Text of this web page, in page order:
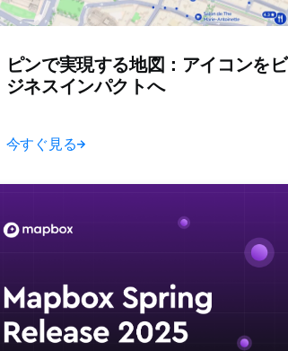
ピンで実現する地図：アイコンをビ
ジネスインパクトへ
今すぐ見る→